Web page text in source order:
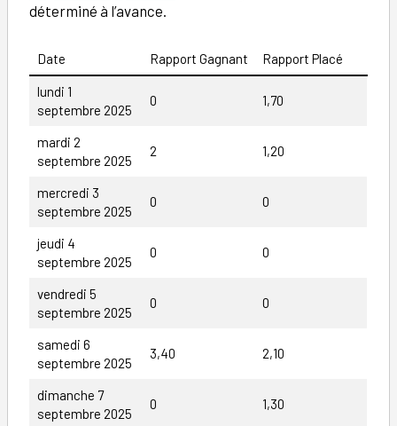
déterminé à l’avance.
Date Rapport Gagnant Rapport Placé
lundi 1
septembre 2025
0 1,70
mardi 2
septembre 2025
2 1,20
mercredi 3
septembre 2025
0 0
jeudi 4
septembre 2025
0 0
vendredi 5
septembre 2025
0 0
samedi 6
septembre 2025
3,40 2,10
dimanche 7
septembre 2025
0 1,30